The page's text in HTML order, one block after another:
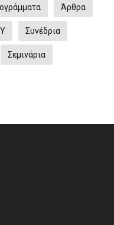
Άρθρα
Συνέδρια
Σεμινάρια